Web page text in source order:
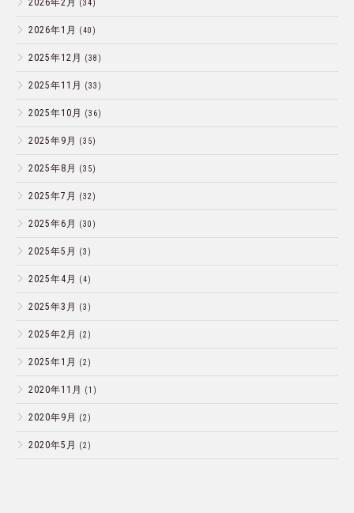
2026年2月 (34)
2026年1月 (40)
2025年12月 (38)
2025年11月 (33)
2025年10月 (36)
2025年9月 (35)
2025年8月 (35)
2025年7月 (32)
2025年6月 (30)
2025年5月 (3)
2025年4月 (4)
2025年3月 (3)
2025年2月 (2)
2025年1月 (2)
2020年11月 (1)
2020年9月 (2)
2020年5月 (2)